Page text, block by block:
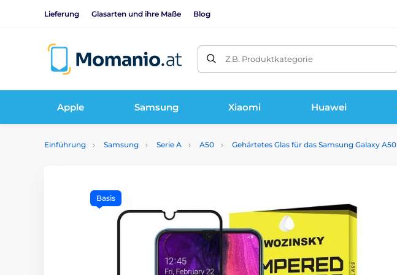
Lieferung Glasarten und ihre Maße Blog
Z.B. Produktkategorie
Apple Samsung Xiaomi Huawei
Einführung Samsung Serie A A50 Gehärtetes Glas für das Samsung Galaxy A50
Basis